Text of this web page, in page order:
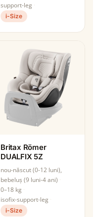
support-leg
i-Size
Britax Römer
DUALFIX 5Z
nou-născut (0-12 luni),
bebeluș (9 luni-4 ani)
0–18 kg
isofix-support-leg
i-Size